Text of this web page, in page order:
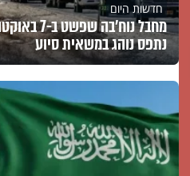
חדשות היום
מחבל נוח'בה
נתפס נוהג במשאית סיוע